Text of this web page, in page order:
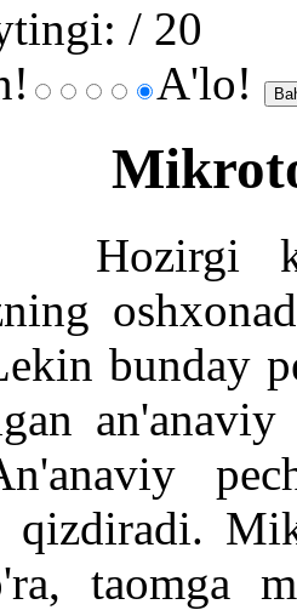
/ 20
A'lo!
Hozirgi
bunday
an'anaviy
qizdiradi.
taomga